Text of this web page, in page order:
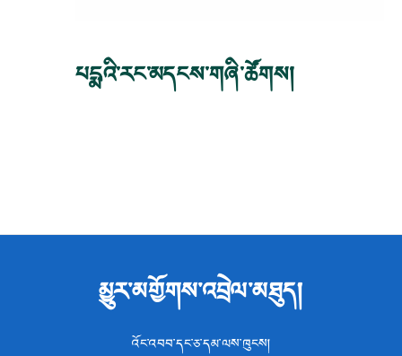
པདྨའི་རང་མདངས་གཞི་ཚོགས།
མྱུར་མགྱོགས་འབྲེལ་མཐུད།
འོང་འབབ་དང་ཅ་དམ་ལས་ཁུངས།